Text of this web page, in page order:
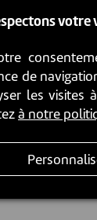
votre
de
les visites
à notre